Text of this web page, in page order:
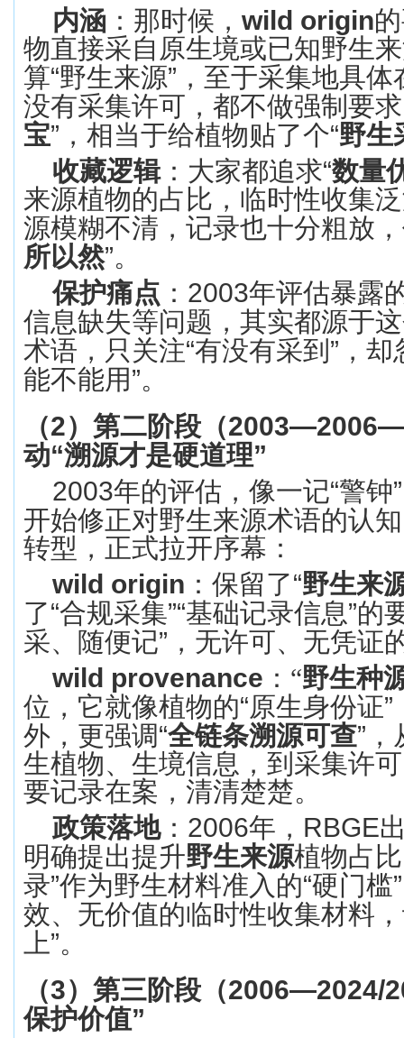
内涵 ：那时候， wild origin
物直接采自原生境或已知野生
算“野生来源” ，至于采集地具
没有采集许可，都不做强制要
宝” ，相当于给植物贴了个“野生
收藏逻辑：大家都追求“数量
来源植物的占比，临时性收集
源模糊不清，记录也十分粗放
所以然”。
保护痛点 ： 2003年评估暴露
信息缺失等问题，其实都源于
术语，只关注“有没有采到 ” ，
能不能用”。
（2） 第二阶段（
动“溯源才是硬道理”
2003年的评估，像一记“警钟”
开始修正对野生来源术语的认
转型，正式拉开序幕：
wild origin ：保留了“野生来
了“合规采集”“基础记录信息”的
采、随便记” ，无许可、无凭证
wild provenance ： “野生种
位，它就像植物的“原生身份证”
外，更强调“全链条溯源可查”
生植物、生境信息 ，到采集许
要记录在案，清清楚楚。
政策落地： 2006年， RBGE
明确提出提升野生来源植物占
录”作为野生材料准入的“硬门槛”
效、无价值的临时性收集材料
上”。
（3） 第三阶段（2006—2024/
保护价值”